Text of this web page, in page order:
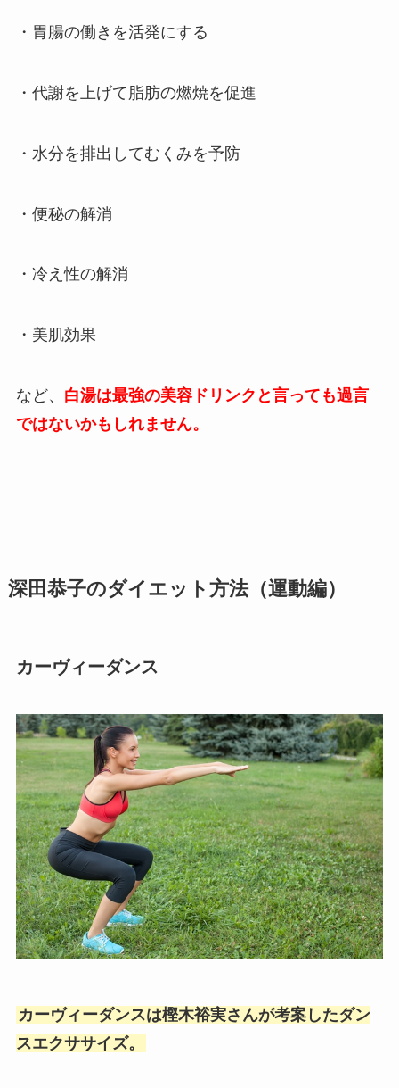
・胃腸の働きを活発にする
・代謝を上げて脂肪の燃焼を促進
・水分を排出してむくみを予防
・便秘の解消
・冷え性の解消
・美肌効果
など、 白湯は最強の美容ドリンクと言っても過言
ではないかもしれません。
深田恭子のダイエット方法（運動編）
カーヴィーダンス
カーヴィーダンスは樫木裕実さんが考案したダン
スエクササイズ。